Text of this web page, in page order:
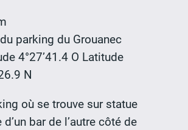
parking du Grouanec
4°27’41.4 O Latitude
N
où se trouve sur statue
bar de l’autre côté de